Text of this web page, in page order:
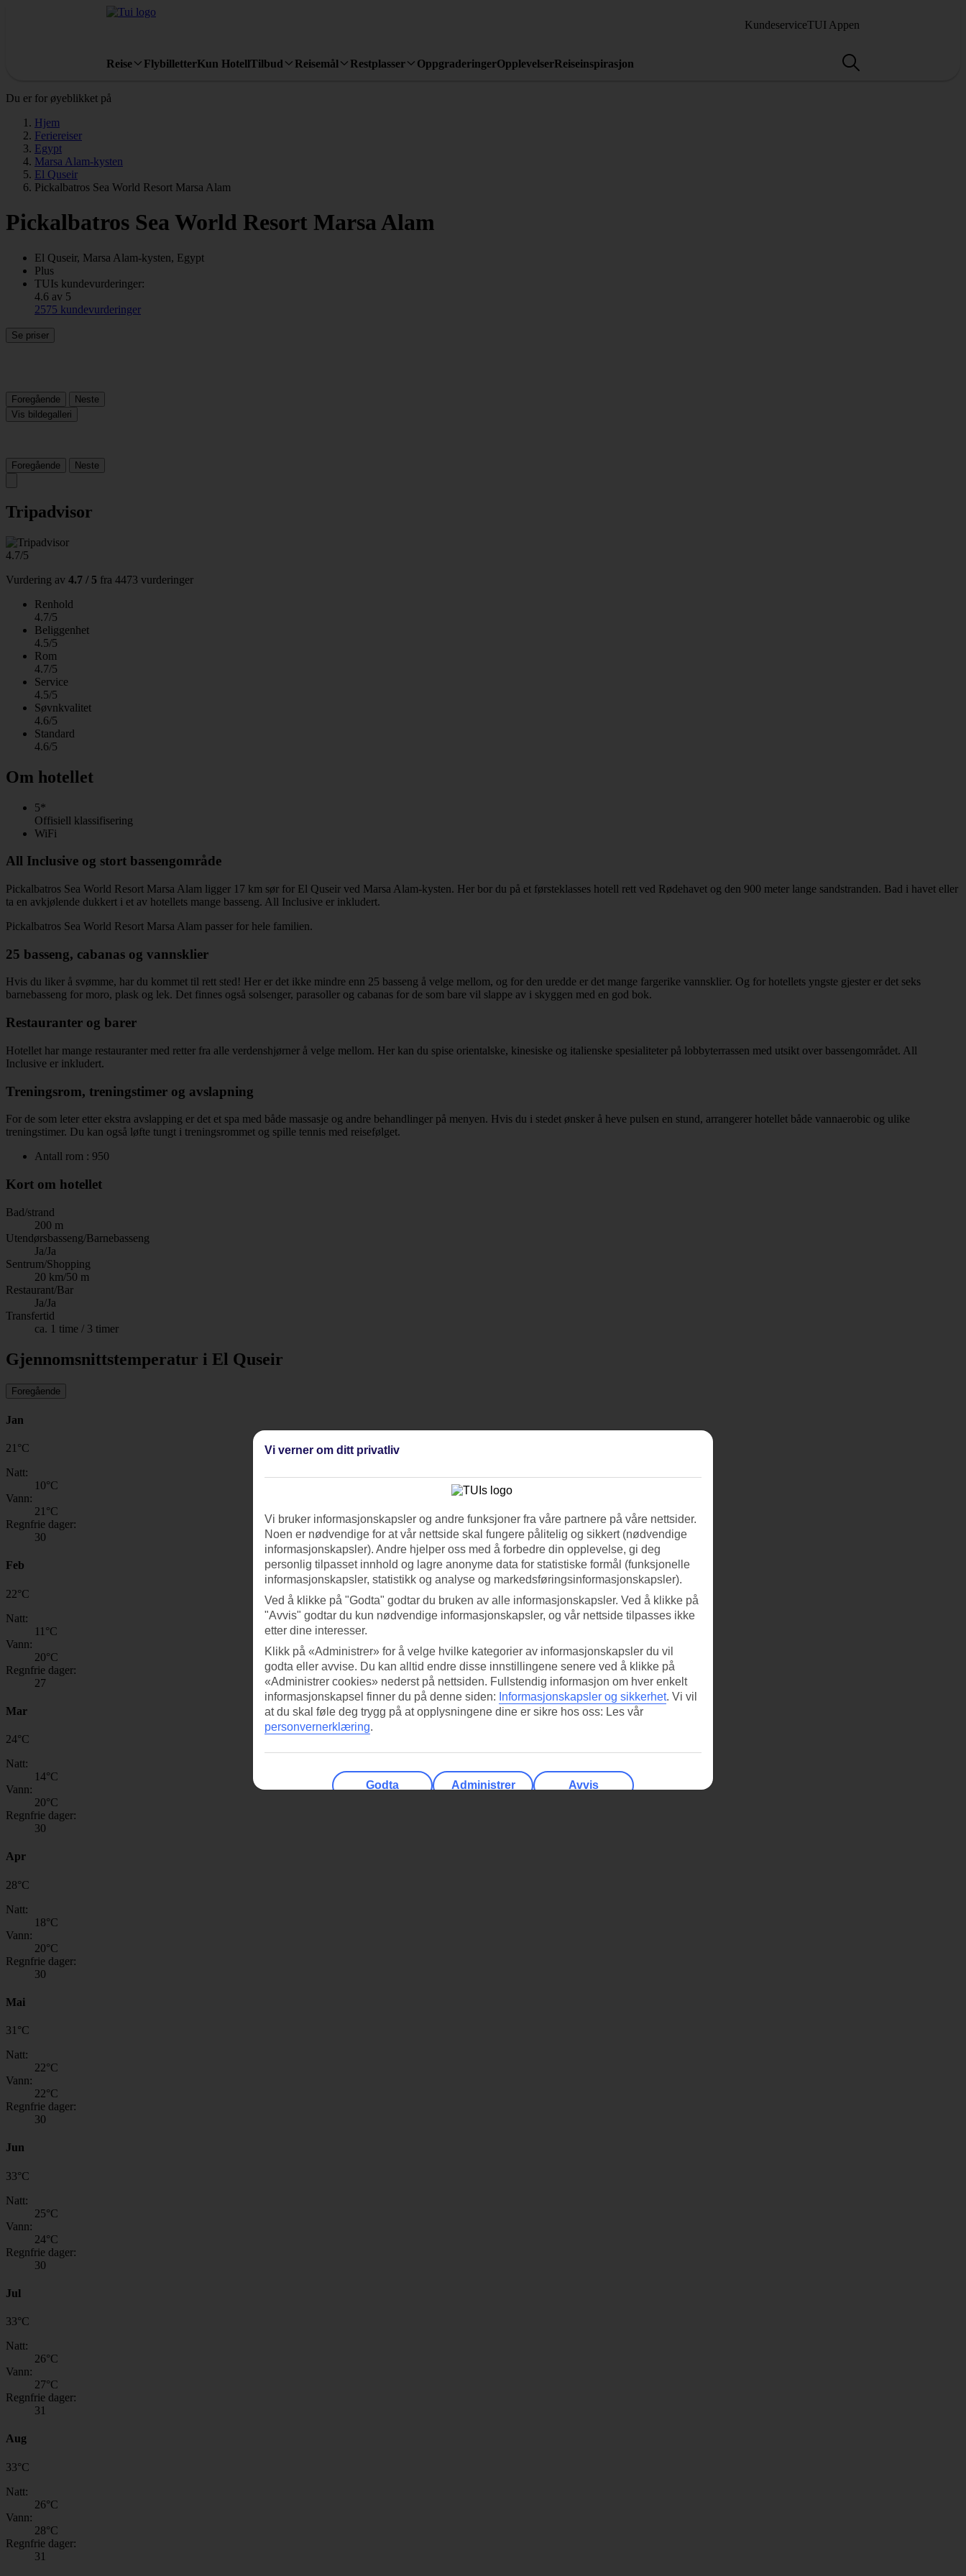
KundeserviceTUI Appen
Reise FlybilletterKun HotellTilbud Reisemål Restplasser OppgraderingerOpplevelserReiseinspirasjon
Du er for øyeblikket på
Hjem
Feriereiser
Egypt
Marsa Alam-kysten
El Quseir
Pickalbatros Sea World Resort Marsa Alam
Pickalbatros Sea World Resort Marsa Alam
El Quseir, Marsa Alam-kysten, Egypt
Plus
TUIs kundevurderinger:
4.6 av 5
2575 kundevurderinger
Se priser
Foregående
Neste
Vis bildegalleri
Foregående Neste
Tripadvisor
4.7/5
Vurdering av 4.7 / 5 fra 4473 vurderinger
Renhold
4.7/5
Beliggenhet
4.5/5
Rom
4.7/5
Service
4.5/5
Søvnkvalitet
4.6/5
Standard
4.6/5
Om hotellet
5*
Offisiell klassifisering
WiFi
All Inclusive og stort bassengområde
Pickalbatros Sea World Resort Marsa Alam ligger 17 km sør for El Quseir ved Marsa Alam-kysten. Her bor du på et førsteklasses hotell rett ved Rødehavet og den 900 meter lange sandstranden. Bad i havet eller
ta en avkjølende dukkert i et av hotellets mange basseng. All Inclusive er inkludert.
Pickalbatros Sea World Resort Marsa Alam passer for hele familien.
25 basseng, cabanas og vannsklier
Hvis du liker å svømme, har du kommet til rett sted! Her er det ikke mindre enn 25 basseng å velge mellom, og for den uredde er det mange fargerike vannsklier. Og for hotellets yngste gjester er det seks
barnebasseng for moro, plask og lek. Det finnes også solsenger, parasoller og cabanas for de som bare vil slappe av i skyggen med en god bok.
Restauranter og barer
Hotellet har mange restauranter med retter fra alle verdenshjørner å velge mellom. Her kan du spise orientalske, kinesiske og italienske spesialiteter på lobbyterrassen med utsikt over bassengområdet. All
Inclusive er inkludert.
Treningsrom, treningstimer og avslapning
For de som leter etter ekstra avslapping er det et spa med både massasje og andre behandlinger på menyen. Hvis du i stedet ønsker å heve pulsen en stund, arrangerer hotellet både vannaerobic og ulike
treningstimer. Du kan også løfte tungt i treningsrommet og spille tennis med reisefølget.
Antall rom : 950
Kort om hotellet
Bad/strand
200 m
Utendørsbasseng/Barnebasseng
Ja/Ja
Sentrum/Shopping
20 km/50 m
Restaurant/Bar
Ja/Ja
Transfertid
ca. 1 time / 3 timer
Gjennomsnittstemperatur i El Quseir
Foregående
Jan
21 °C
Natt:
10°C
Vann:
21 °C
Regnfrie dager:
30
Feb
22°C
Natt:
11 °C
Vann:
20°C
Regnfrie dager:
27
Mar
24°C
Natt:
14°C
Vann:
20°C
Regnfrie dager:
30
Apr
28°C
Natt:
18°C
Vann:
20°C
Regnfrie dager:
30
Mai
31 °C
Natt:
22°C
Vann:
22°C
Regnfrie dager:
30
Jun
33°C
Natt:
25°C
Vann:
24°C
Regnfrie dager:
30
Jul
33°C
Natt:
26°C
Vann:
27°C
Regnfrie dager:
31
Aug
33°C
Natt:
26°C
Vann:
28°C
Regnfrie dager:
31
Vi verner om ditt privatliv
Vi bruker informasjonskapsler og andre funksjoner fra våre partnere på våre nettsider.
Noen er nødvendige for at vår nettside skal fungere pålitelig og sikkert (nødvendige
informasjonskapsler). Andre hjelper oss med å forbedre din opplevelse, gi deg
personlig tilpasset innhold og lagre anonyme data for statistiske formål (funksjonelle
informasjonskapsler, statistikk og analyse og markedsføringsinformasjonskapsler).
Ved å klikke på "Godta" godtar du bruken av alle informasjonskapsler. Ved å klikke på
"Avvis" godtar du kun nødvendige informasjonskapsler, og vår nettside tilpasses ikke
etter dine interesser.
Klikk på «Administrer» for å velge hvilke kategorier av informasjonskapsler du vil
godta eller avvise. Du kan alltid endre disse innstillingene senere ved å klikke på
«Administrer cookies» nederst på nettsiden. Fullstendig informasjon om hver enkelt
informasjonskapsel finner du på denne siden: Informasjonskapsler og sikkerhet. Vi vil
at du skal føle deg trygg på at opplysningene dine er sikre hos oss: Les vår
personvernerklæring.
Godta Administrer Avvis